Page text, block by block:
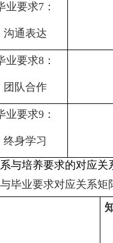
业要求7 ：
沟通表达
业要求8 ：
团队合作
业要求9 ：
终身学习
与培养要求的对应关
毕业要求对应关系矩